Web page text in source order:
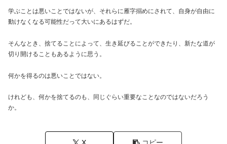
学ぶことは悪いことではないが、それらに雁字搦めにされて、自身が自由に
動けなくなる可能性だって大いにあるはずだ。
そんなとき、捨てることによって、生き延びることができたり、新たな道が
切り開けることもあるように思う。
何かを得るのは悪いことではない。
けれども、何かを捨てるのも、同じぐらい重要なことなのではないだろう
か。